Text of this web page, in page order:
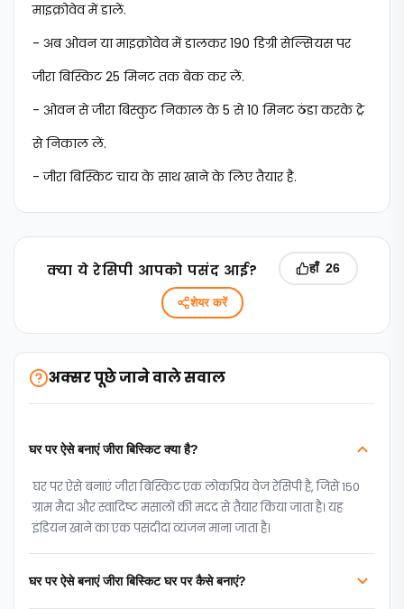
माइक्रोवेव में डालें.
- अब ओवन या माइक्रोवेव में डालकर 190 डिग्री सेल्सियस पर
जीरा बिस्किट 25 मिनट तक बेक कर लें.
- ओवन से जीरा बिस्कुट निकाल के 5 से 10 मिनट ठंडा करके ट्रे
से निकाल लें.
- जीरा बिस्किट चाय के साथ खाने के लिए तैयार है.
क्‍या ये रेसिपी आपको पसंद आई? हाँ 26
शेयर करें
अक्सर पूछे जाने वाले सवाल
घर पर ऐसे बनाएं जीरा बिस्किट क्या है?
घर पर ऐसे बनाएं जीरा बिस्किट एक लोकप्रिय वेज रेसिपी है, जिसे 150
ग्राम मैदा और स्वादिष्ट मसालों की मदद से तैयार किया जाता है। यह
इंडियन खाने का एक पसंदीदा व्यंजन माना जाता है।
घर पर ऐसे बनाएं जीरा बिस्किट घर पर कैसे बनाएं?